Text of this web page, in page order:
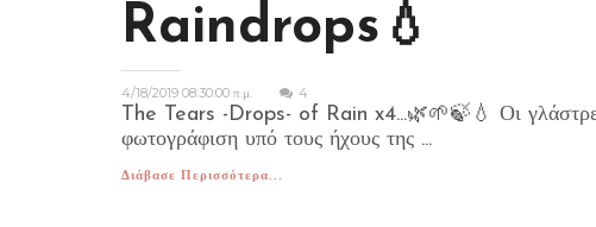
Raindrops💧
4/18/2019 08:30:00 π.μ. 4
The Tears -Drops- of Rain x4...🌿🌱🍃💧 Οι γλάστρες
φωτογράφιση υπό τους ήχους της ...
Διάβασε Περισσότερα...